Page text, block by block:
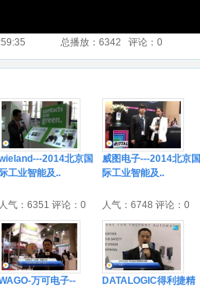
总播放：6342 评论：0
2014北京国
际工业智能及..
人气：6351 评论：0
威图电子---2014北京国
际工业智能及..
人气：6748 评论：0
万可电子--
DATALOGIC得利捷精